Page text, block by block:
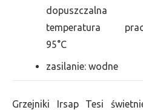
dopuszczalna
temperatura
95°C
zasilanie: wodne
Grzejniki Irsap Tesi